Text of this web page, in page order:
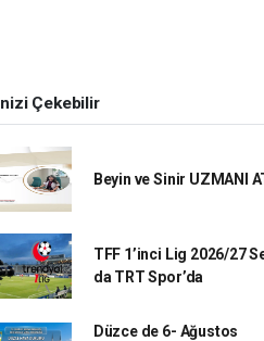
Çekebilir
Beyin ve Sinir UZMANI
TFF 1’inci Lig 2026/27
da TRT Spor’da
Düzce de 6- Ağustos